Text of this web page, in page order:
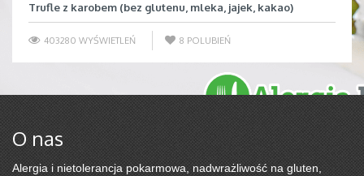
Trufle z karobem (bez glutenu, mleka, jajek, kakao)
403280 WYŚWIETLEŃ 8 POLUBIEŃ
O nas
Alergia i nietolerancja pokarmowa, nadwrażliwość na gluten,